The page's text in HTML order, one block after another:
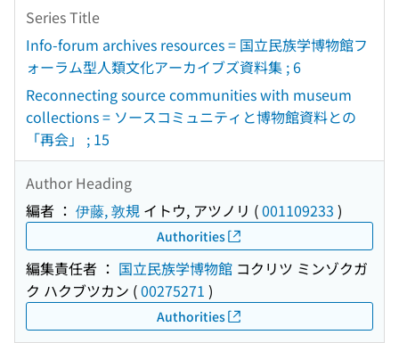
Series Title
Info-forum archives resources = 国立民族学博物館フ
ォーラム型人類文化アーカイブズ資料集 ; 6
Reconnecting source communities with museum
collections = ソースコミュニティと博物館資料との
「再会」 ; 15
Author Heading
編者 ： 伊藤, 敦規 イトウ, アツノリ (001109233 )
Authorities
編集責任者 ： 国立民族学博物館 コクリツ ミンゾクガ
ク ハクブツカン (00275271 )
Authorities